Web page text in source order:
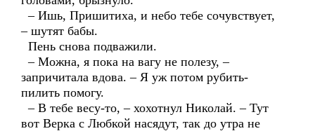
– Ишь, Пришитиха, и небо тебе сочувствует,
– шутят бабы.
Пень снова подважили.
– Можна, я пока на вагу не полезу, –
запричитала вдова. – Я уж потом рубить-
пилить помогу.
– В тебе весу-то, – хохотнул Николай. – Тут
вот Верка с Любкой насядут, так до утра не